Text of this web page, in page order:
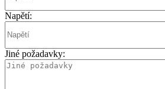
Napětí:
Jiné požadavky: